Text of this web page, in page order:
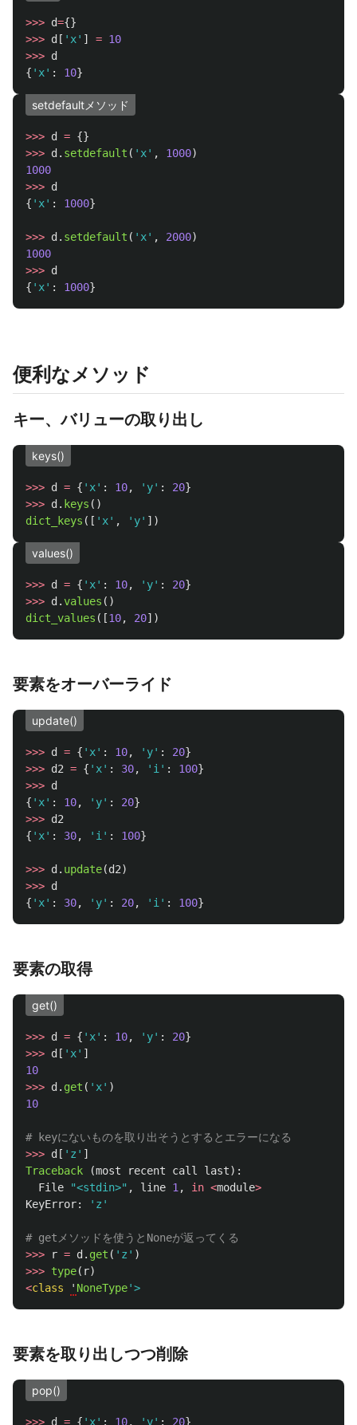
>>> d={}
>>> d [ ' x' ] = 10
>>> d
{ ' x' : 10}
setdefaultメソッド
>>> d = {}
>>> d . setdefault ( ' x' , 1000)
1000
>>> d
{ ' x' : 1000}
>>> d . setdefault ( ' x' , 2000)
1000
>>> d
{ ' x' : 1000}
便利なメソッド
キー、バリューの取り出し
keys()
>>> d = { ' x' : 10, ' y' : 20}
>>> d . keys ()
dict_keys ([ ' x' , ' y' ])
values()
>>> d = { ' x' : 10, ' y' : 20}
>>> d .values ()
dict_values ([10, 20])
要素をオーバーライド
update()
>>> d = { ' x' : 10, ' y' : 20}
>>> d2 = { ' x' : 30, ' i ' : 100}
>>> d
{ ' x' : 10, ' y' : 20}
>>> d2
{ ' x' : 30, ' i ' : 100}
>>> d . update(d2)
>>> d
{ ' x' : 30, ' y' : 20, ' i ' : 100}
要素の取得
get()
>>> d = { ' x' : 10, ' y' : 20}
>>> d [ ' x' ]
10
>>> d . get ( ' x' )
10
>>> d [ ' z ' ]
Traceback
(most recent call last):
File
"<stdin>" , line 1 , in <module>
KeyError: ' z '
>>>
r = d . get ( ' z ' )
>>> type( r)
<class ' NoneType'
要素を取り出しつつ削除
pop()
>>> d = { ' x' : 10, ' y' : 20}